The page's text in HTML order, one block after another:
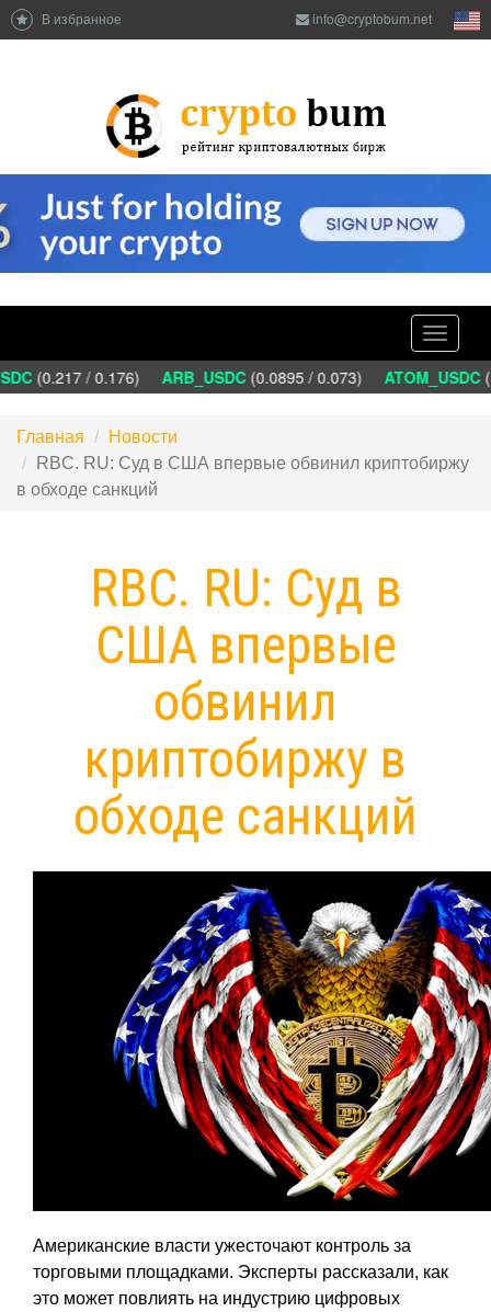
В избранное info@cryptobum.net
Toggle
(0.217 / 0.176) ARB_USDC(0.0895 / 0.073) ATOM_USDC
Главная
Новости
RBC. RU: Суд в США впервые обвинил криптобиржу
в обходе санкций
RBC. RU: Суд в
США впервые
обвинил
криптобиржу в
обходе санкций
Американские власти ужесточают контроль за
торговыми площадками. Эксперты рассказали, как
это может повлиять на индустрию цифровых